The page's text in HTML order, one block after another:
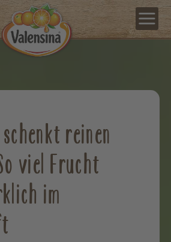
reinen
viel Frucht
im